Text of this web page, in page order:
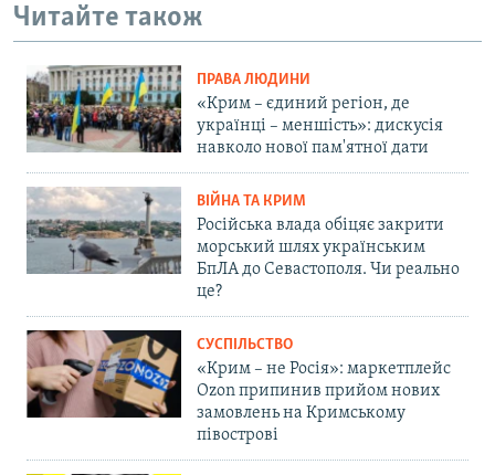
Читайте також
ПРАВА ЛЮДИНИ
«Крим – єдиний регіон, де
українці – меншість»: дискусія
навколо нової пам'ятної дати
ВІЙНА ТА КРИМ
Російська влада обіцяє закрити
морський шлях українським
БпЛА до Севастополя. Чи реально
це?
СУСПІЛЬСТВО
«Крим – не Росія»: маркетплейс
Ozon припинив прийом нових
замовлень на Кримському
півострові